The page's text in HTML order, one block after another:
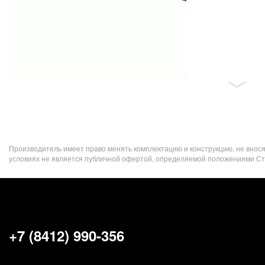
Производитель имеет право менять комплектацию и конструкцию, не
условиях не является публичной офертой, определяемой положениями
+7 (8412) 990-356